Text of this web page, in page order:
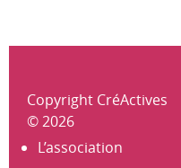
Copyright CréActives
© 2026
L’association